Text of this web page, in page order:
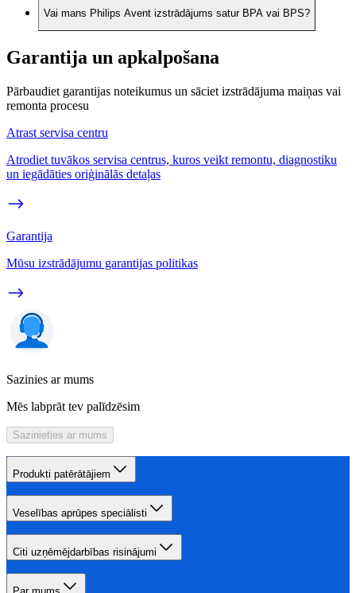
Vai mans Philips Avent izstrādājums satur BPA vai BPS?
Garantija un apkalpošana
Pārbaudiet garantijas noteikumus un sāciet izstrādājuma maiņas vai
remonta procesu
Atrast servisa centru
Atrodiet tuvākos servisa centrus, kuros veikt remontu, diagnostiku
un iegādāties oriģinālās detaļas
Garantija
Mūsu izstrādājumu garantijas politikas
Sazinies ar mums
Mēs labprāt tev palīdzēsim
Sazinieties ar mums
Produkti patērātājiem
Veselības aprūpes speciālisti
Citi uzņēmējdarbības risinājumi